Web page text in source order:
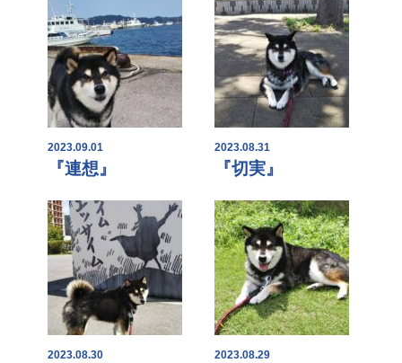
2023.09.01
『連想』
2023.08.31
『切実』
2023.08.30 2023.08.29